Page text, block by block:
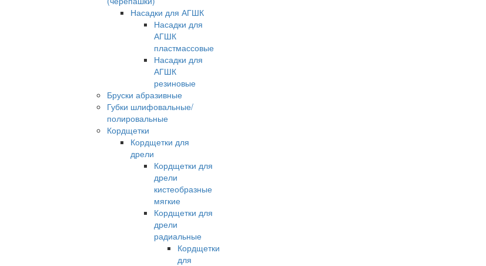
Насадки для АГШК
Насадки для
АГШК
пластмассовые
Насадки для
АГШК
резиновые
Бруски абразивные
Губки шлифовальные/
полировальные
Кордщетки
Кордщетки для
дрели
Кордщетки для
дрели
кистеобразные
мягкие
Кордщетки для
дрели
радиальные
Кордщетки
для